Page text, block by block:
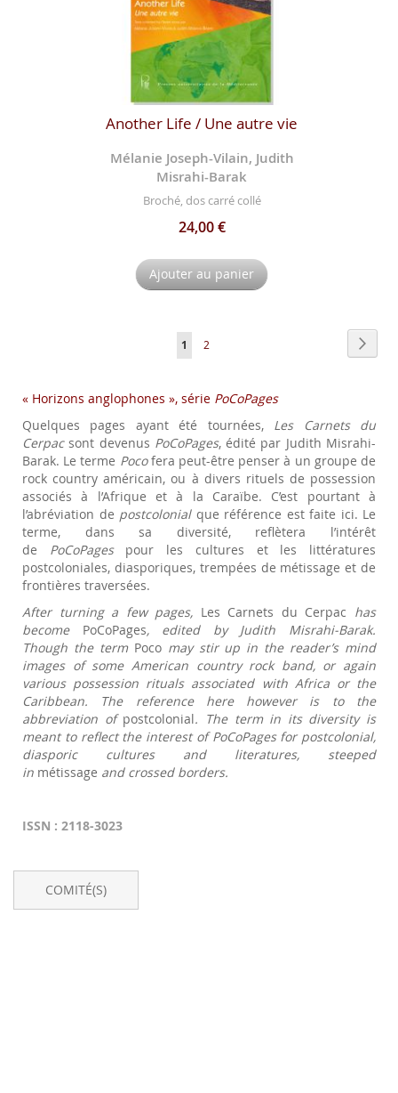
Another Life / Une autre vie
Mélanie Joseph-Vilain, Judith
Misrahi-Barak
Broché, dos carré collé
24,00 €
Ajouter au panier
Page
Vous
actuellement
la
page
1 Page
2
« Horizons anglophones », série PoCoPages
Quelques pages ayant été tournées, Les Carnets du
Cerpacsont devenus PoCoPages, édité par Judith Misrahi-
Barak. Le terme Pocofera peut-être penser à un groupe de
rock country américain, ou à divers rituels de possession
associés à l’Afrique et à la Caraïbe. C’est pourtant à
l’abréviation de postcolonialque référence est faite ici. Le
terme, dans sa diversité, reflètera l’intérêt
de PoCoPages pour les cultures et les littératures
postcoloniales, diasporiques, trempées de métissage et de
frontières traversées.
After turning a few pages, Les Carnets du Cerpac has
become PoCoPages, edited by Judith Misrahi-Barak.
Though the term Poco may stir up in the reader’s mind
images of some American country rock band, or again
various possession rituals associated with Africa or the
Caribbean. The reference here however is to the
abbreviation of postcolonial. The term in its diversity is
meant to reflect the interest ofPoCoPagesfor postcolonial,
diasporic cultures and literatures, steeped
in métissage and crossed borders.
ISSN : 2118-3023
COMITÉ(S)